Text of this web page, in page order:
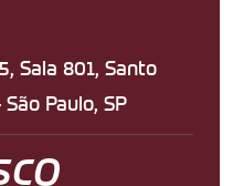
Sala 801, Santo
Paulo, SP